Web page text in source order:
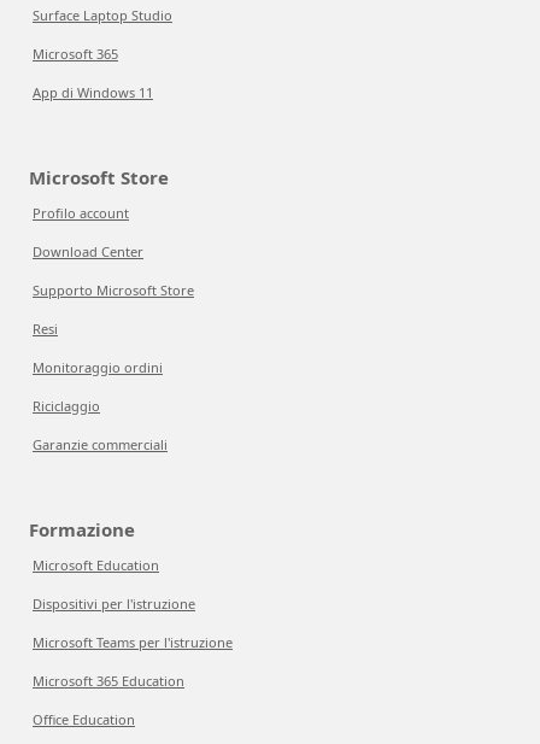
Surface Laptop Studio
Microsoft 365
App di Windows 11
Microsoft Store
Profilo account
Download Center
Supporto Microsoft Store
Resi
Monitoraggio ordini
Riciclaggio
Garanzie commerciali
Formazione
Microsoft Education
Dispositivi per l'istruzione
Microsoft Teams per l'istruzione
Microsoft 365 Education
Office Education